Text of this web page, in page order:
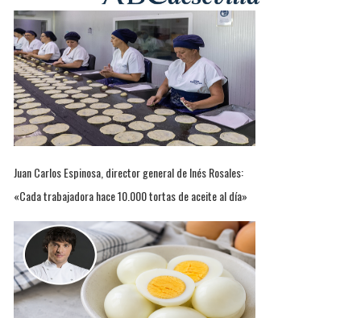
Juan Carlos Espinosa, director general de Inés Rosales:
«Cada trabajadora hace 10.000 tortas de aceite al día»